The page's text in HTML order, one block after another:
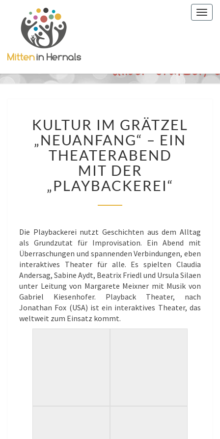
IM
GRÄTZEL
„NEUANFANG“
–
EIN
THEATERABEND
MIT
KULTUR IM GRÄTZEL
„NEUANFANG“ – EIN
THEATERABEND
MIT DER
„PLAYBACKEREI“
Die Playbackerei nutzt Geschichten aus dem Alltag
als Grundzutat für Improvisation. Ein Abend mit
Überraschungen und spannenden Verbindungen, eben
interaktives Theater für alle. Es spielten Claudia
Andersag, Sabine Aydt, Beatrix Friedl und Ursula Silaen
unter Leitung von Margarete Meixner mit Musik von
Gabriel Kiesenhofer. Playback Theater, nach
Jonathan Fox (USA) ist ein interaktives Theater, das
weltweit zum Einsatz kommt.